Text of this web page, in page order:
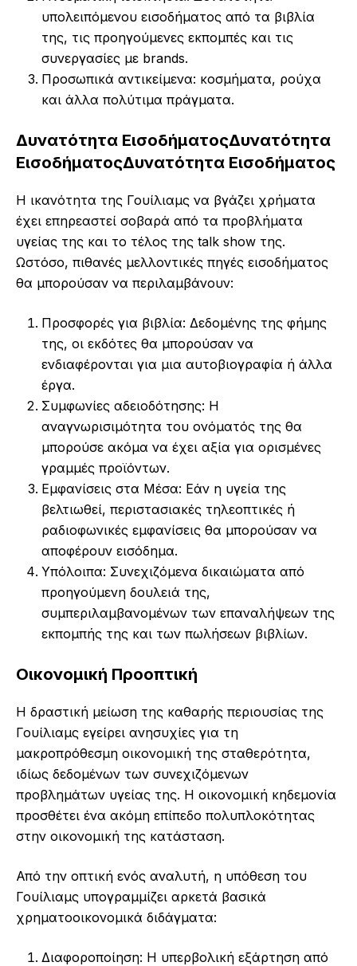
υπολειπόμενου εισοδήματος από τα βιβλία
της, τις προηγούμενες εκπομπές και τις
συνεργασίες με brands.
Προσωπικά αντικείμενα: κοσμήματα, ρούχα
και άλλα πολύτιμα πράγματα.
Δυνατότητα ΕισοδήματοςΔυνατότητα
ΕισοδήματοςΔυνατότητα Εισοδήματος
Η ικανότητα της Γουίλιαμς να βγάζει χρήματα
έχει επηρεαστεί σοβαρά από τα προβλήματα
υγείας της και το τέλος της talk show της.
Ωστόσο, πιθανές μελλοντικές πηγές εισοδήματος
θα μπορούσαν να περιλαμβάνουν:
Προσφορές για βιβλία: Δεδομένης της φήμης
της, οι εκδότες θα μπορούσαν να
ενδιαφέρονται για μια αυτοβιογραφία ή άλλα
έργα.
Συμφωνίες αδειοδότησης: Η
αναγνωρισιμότητα του ονόματός της θα
μπορούσε ακόμα να έχει αξία για ορισμένες
γραμμές προϊόντων.
Εμφανίσεις στα Μέσα: Εάν η υγεία της
βελτιωθεί, περιστασιακές τηλεοπτικές ή
ραδιοφωνικές εμφανίσεις θα μπορούσαν να
αποφέρουν εισόδημα.
Υπόλοιπα: Συνεχιζόμενα δικαιώματα από
προηγούμενη δουλειά της,
συμπεριλαμβανομένων των επαναλήψεων της
εκπομπής της και των πωλήσεων βιβλίων.
Οικονομική Προοπτική
Η δραστική μείωση της καθαρής περιουσίας της
Γουίλιαμς εγείρει ανησυχίες για τη
μακροπρόθεσμη οικονομική της σταθερότητα,
ιδίως δεδομένων των συνεχιζόμενων
προβλημάτων υγείας της. Η οικονομική κηδεμονία
προσθέτει ένα ακόμη επίπεδο πολυπλοκότητας
στην οικονομική της κατάσταση.
Από την οπτική ενός αναλυτή, η υπόθεση του
Γουίλιαμς υπογραμμίζει αρκετά βασικά
χρηματοοικονομικά διδάγματα:
Διαφοροποίηση: Η υπερβολική εξάρτηση από